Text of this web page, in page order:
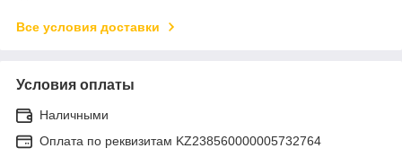
Все условия доставки
Условия оплаты
Наличными
Оплата по реквизитам KZ238560000005732764